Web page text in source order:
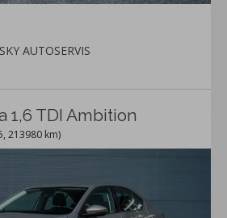
AUTOSERVIS
1,6 TDI Ambition
213980 km)